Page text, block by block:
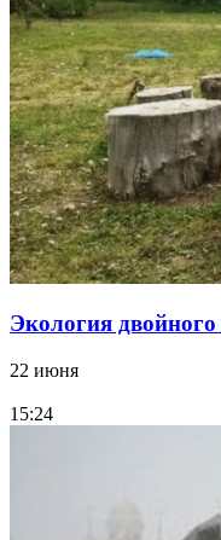
Экология двойного
22 июня
15:24